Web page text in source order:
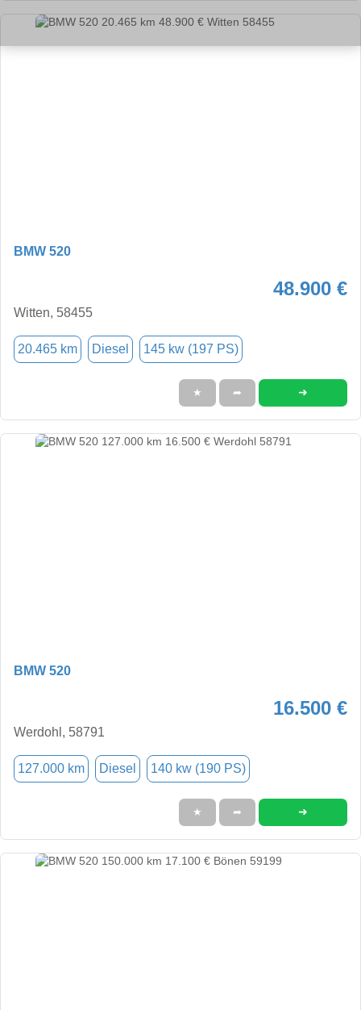
BMW 520
48.900 €
Witten, 58455
20.465 km Diesel 145 kw (197 PS)
★ ➦ ➜
BMW 520
16.500 €
Werdohl, 58791
127.000 km Diesel 140 kw (190 PS)
★ ➦ ➜